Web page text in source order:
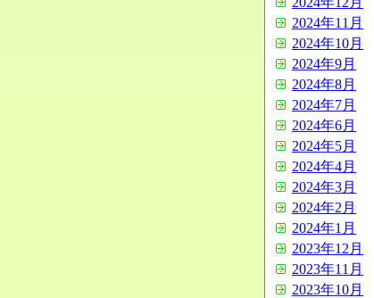
2024年11月
2024年10月
2024年9月
2024年8月
2024年7月
2024年6月
2024年5月
2024年4月
2024年3月
2024年2月
2024年1月
2023年12月
2023年11月
2023年10月